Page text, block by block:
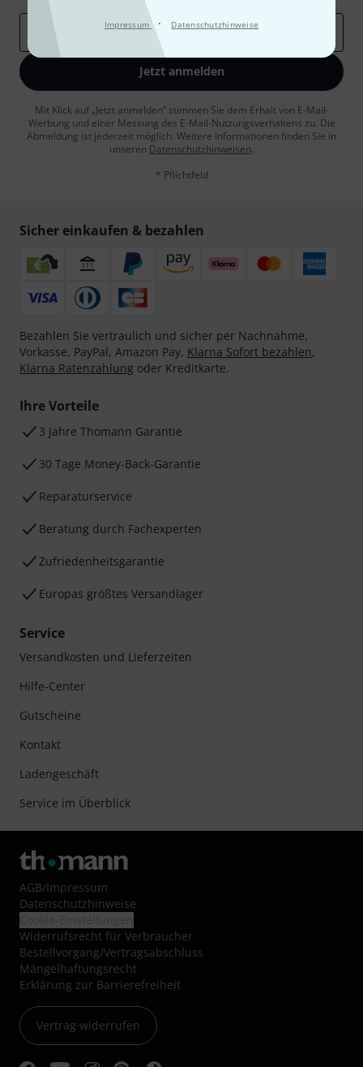
Impressum · Datenschutzhinweise
E-Mail-Adresse*
Jetzt anmelden
Mit Klick auf „Jetzt anmelden“ stimmen Sie dem Erhalt von E-Mail-
Werbung und einer Messung des E-Mail-Nutzungsverhaltens zu. Die
Abmeldung ist jederzeit möglich. Weitere Informationen finden Sie in
unseren Datenschutzhinweisen.
* Pflichtfeld
Sicher einkaufen & bezahlen
Bezahlen Sie vertraulich und sicher per Nachnahme,
Vorkasse, PayPal, Amazon Pay, Klarna Sofort bezahlen,
Klarna Ratenzahlung oder Kreditkarte.
Ihre Vorteile
3 Jahre Thomann Garantie
30 Tage Money-Back-Garantie
Reparaturservice
Beratung durch Fachexperten
Zufriedenheitsgarantie
Europas größtes Versandlager
Service
Versandkosten und Lieferzeiten
Hilfe-Center
Gutscheine
Kontakt
Ladengeschäft
Service im Überblick
AGB/Impressum
Datenschutzhinweise
Widerrufsrecht für Verbraucher
Bestellvorgang/Vertragsabschluss
Mängelhaftungsrecht
Erklärung zur Barrierefreiheit
Vertrag widerrufen